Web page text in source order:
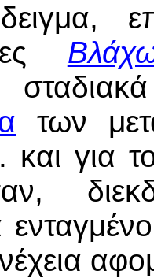
των
και για